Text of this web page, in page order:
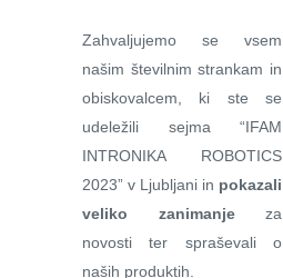
Zahvaljujemo se vsem
našim številnim strankam in
obiskovalcem, ki ste se
udeležili sejma “IFAM
INTRONIKA ROBOTICS
2023” v Ljubljani in pokazali
veliko zanimanjeza
novosti ter spraševali o
naših produktih.